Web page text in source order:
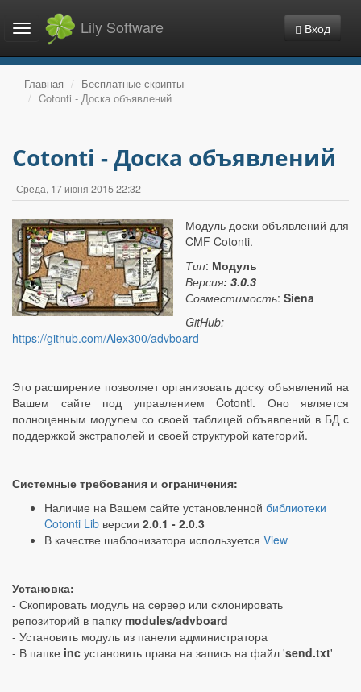
Toggle
navigation
Lily Software Вход
Главная
Бесплатные скрипты
Cotonti - Доска объявлений
Cotonti - Доска объявлений
Среда, 17 июня 2015 22:32
Модуль доски объявлений для
CMF Cotonti.
Тип: Модуль
Версия: 3.0.3
Совместимость: Siena
GitHub:
https://github.com/Alex300/advboard
Это расширение позволяет организовать доску объявлений на
Вашем сайте под управлением Cotonti. Оно является
полноценным модулем со своей таблицей объявлений в БД с
поддержкой экстраполей и своей структурой категорий.
Системные требования и ограничения:
Наличие на Вашем сайте установленной библиотеки
Cotonti Lib версии 2.0.1 - 2.0.3
В качестве шаблонизатора используется View
Установка:
- Скопировать модуль на сервер или склонировать
репозиторий в папку modules/advboard
- Установить модуль из панели администратора
- В папке inc установить права на запись на файл 'send.txt'